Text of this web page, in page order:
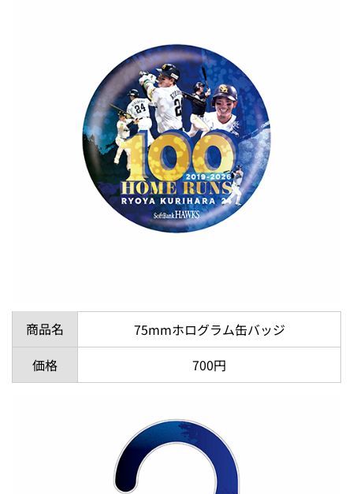
商品名
75mmホログラム缶バッジ
価格
700円